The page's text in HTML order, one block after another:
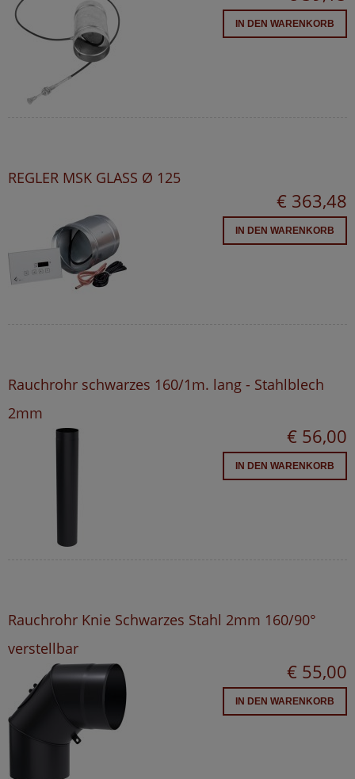
IN DEN WARENKORB
REGLER MSK GLASS Ø 125
€ 363,48
IN DEN WARENKORB
Rauchrohr schwarzes 160/1m. lang - Stahlblech
2mm
€ 56,00
IN DEN WARENKORB
Rauchrohr Knie Schwarzes Stahl 2mm 160/90°
verstellbar
€ 55,00
IN DEN WARENKORB